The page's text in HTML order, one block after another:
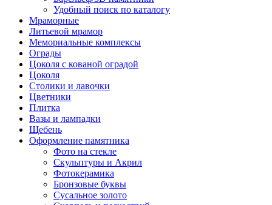
Удобный поиск по каталогу
Мраморные
Литьевой мрамор
Мемориальные комплексы
Ограды
Цоколя с кованой оградой
Цоколя
Столики и лавочки
Цветники
Плитка
Вазы и лампадки
Щебень
Оформление памятника
Фото на стекле
Скульптуры и Акрил
Фотокерамика
Бронзовые буквы
Сусальное золото